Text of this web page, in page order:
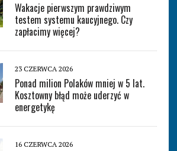
Wakacje pierwszym prawdziwym
testem systemu kaucyjnego. Czy
zapłacimy więcej?
23 CZERWCA 2026
Ponad milion Polaków mniej w 5 lat.
Kosztowny błąd może uderzyć w
energetykę
16 CZERWCA 2026